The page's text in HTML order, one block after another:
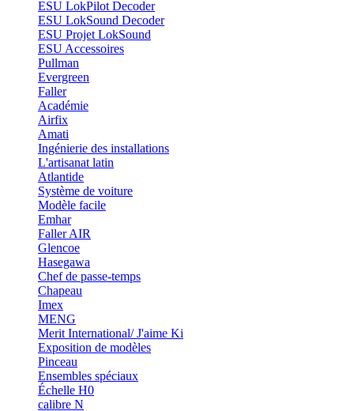
ESU LokPilot Decoder
ESU LokSound Decoder
ESU Projet LokSound
ESU Accessoires
Pullman
Evergreen
Faller
Académie
Airfix
Amati
Ingénierie des installations
L'artisanat latin
Atlantide
Système de voiture
Modèle facile
Emhar
Faller AIR
Glencoe
Hasegawa
Chef de passe-temps
Chapeau
Imex
MENG
Merit International/ J'aime Ki
Exposition de modèles
Pinceau
Ensembles spéciaux
Échelle H0
calibre N